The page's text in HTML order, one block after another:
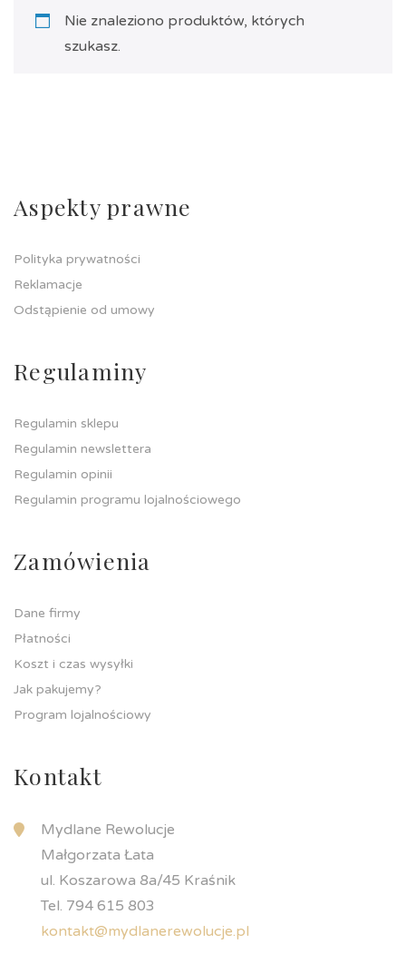
Nie znaleziono produktów, których
szukasz.
Aspekty prawne
Polityka prywatności
Reklamacje
Odstąpienie od umowy
Regulaminy
Regulamin sklepu
Regulamin newslettera
Regulamin opinii
Regulamin programu lojalnościowego
Zamówienia
Dane firmy
Płatności
Koszt i czas wysyłki
Jak pakujemy?
Program lojalnościowy
Kontakt
Mydlane Rewolucje
Małgorzata Łata
ul. Koszarowa 8a/45 Kraśnik
Tel. 794 615 803
kontakt@mydlanerewolucje.pl